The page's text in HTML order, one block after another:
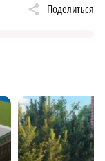
Поделиться